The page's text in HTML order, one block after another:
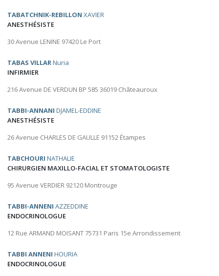
TABATCHNIK-REBILLON XAVIER
ANESTHÉSISTE
30 Avenue LENINE 97420 Le Port
TABAS VILLARNuria
INFIRMIER
216 Avenue DE VERDUN BP 585 36019 Châteauroux
TABBI-ANNANI DJAMEL-EDDINE
ANESTHÉSISTE
26 Avenue CHARLES DE GAULLE 91152 Étampes
TABCHOURI NATHALIE
CHIRURGIEN MAXILLO-FACIAL ET STOMATOLOGISTE
95 Avenue VERDIER 92120 Montrouge
TABBI-ANNENI AZZEDDINE
ENDOCRINOLOGUE
12 Rue ARMAND MOISANT 75731 Paris 15e Arrondissement
TABBI ANNENI HOURIA
ENDOCRINOLOGUE